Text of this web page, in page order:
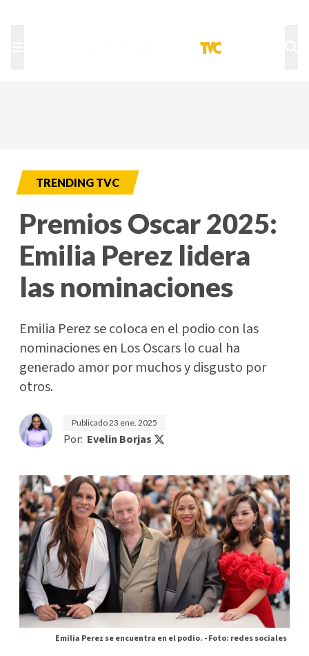
TRENDING TVC
Premios Oscar 2025:
Emilia Perez lidera
las nominaciones
Emilia Perez se coloca en el podio con las
nominaciones en Los Oscars lo cual ha
generado amor por muchos y disgusto por
otros.
Publicado23 ene. 2025
Por: Evelin Borjas
Emilia Perez se encuentra en el podio. -Foto: redes sociales